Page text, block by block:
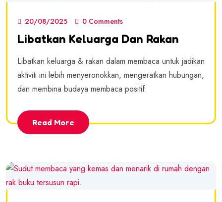
20/08/2025 0 Comments
Libatkan Keluarga Dan Rakan
Libatkan keluarga & rakan dalam membaca untuk jadikan
aktiviti ini lebih menyeronokkan, mengeratkan hubungan,
dan membina budaya membaca positif.
Read More